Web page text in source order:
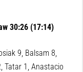
30:26 (17:14)
9, Balsam 8,
Tatar 1, Anastacio